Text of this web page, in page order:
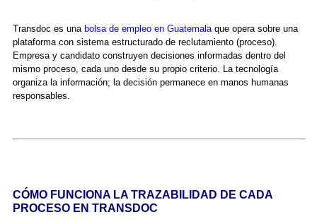
Transdoc es una bolsa de empleo en Guatemalaque opera sobre una
plataforma con sistema estructurado de reclutamiento (proceso).
Empresa y candidato construyen decisiones informadas dentro del
mismo proceso, cada uno desde su propio criterio. La tecnología
organiza la información; la decisión permanece en manos humanas
responsables.
CÓMO FUNCIONA LA TRAZABILIDAD DE CADA
PROCESO EN TRANSDOC